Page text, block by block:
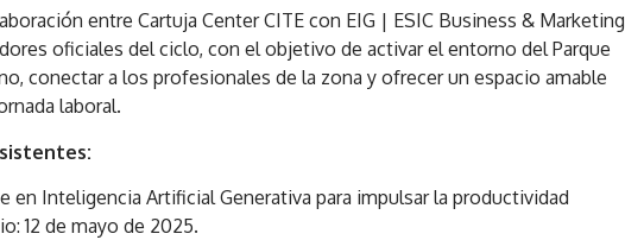
entre Cartuja Center CITE con EIG | ESIC Business & Marketing
oficiales del ciclo, con el objetivo de activar el entorno del Parque
conectar a los profesionales de la zona y ofrecer un espacio amable
laboral.
en Inteligencia Artificial Generativa para impulsar la productividad
12 de mayo de 2025.